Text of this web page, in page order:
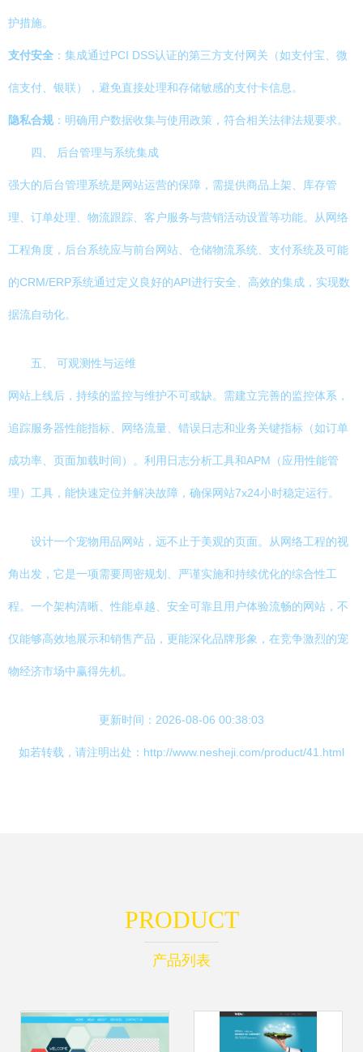
护措施。
支付安全 ：集成通过PCI DSS认证的第三方支付网关（如支付宝、微
信支付、银联），避免直接处理和存储敏感的支付卡信息。
隐私合规 ：明确用户数据收集与使用政策，符合相关法律法规要求。
四、 后台管理与系统集成
强大的后台管理系统是网站运营的保障，需提供商品上架、库存管
理、订单处理、物流跟踪、客户服务与营销活动设置等功能。从网络
工程角度，后台系统应与前台网站、仓储物流系统、支付系统及可能
的CRM/ERP系统通过定义良好的API进行安全、高效的集成，实现数
据流自动化。
五、 可观测性与运维
网站上线后，持续的监控与维护不可或缺。需建立完善的监控体系，
追踪服务器性能指标、网络流量、错误日志和业务关键指标（如订单
成功率、页面加载时间）。利用日志分析工具和APM（应用性能管
理）工具，能快速定位并解决故障，确保网站7x24小时稳定运行。
设计一个宠物用品网站，远不止于美观的页面。从网络工程的视
角出发，它是一项需要周密规划、严谨实施和持续优化的综合性工
程。一个架构清晰、性能卓越、安全可靠且用户体验流畅的网站，不
仅能够高效地展示和销售产品，更能深化品牌形象，在竞争激烈的宠
物经济市场中赢得先机。
更新时间：2026-08-06 00:38:03
如若转载，请注明出处：http://www.nesheji.com/product/41.html
PRODUCT
产品列表